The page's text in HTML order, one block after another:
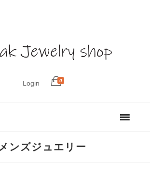
Login 0
メンズジュエリー